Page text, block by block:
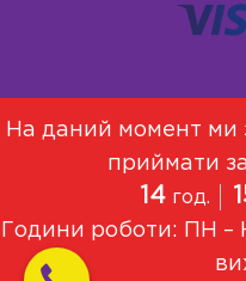
Меню Про
Політика
© 2021,
На даний момент ми
приймати
14 год.
Години роботи: ПН –